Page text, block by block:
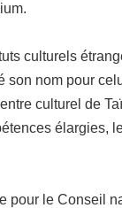
culturels
son nom pour
culturel de
élargies,
pour le Conseil